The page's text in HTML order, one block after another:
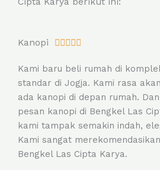
Kanopi 
e
d
5
o
u
t
Kami baru beli rumah di
standar di Jogja. Kami rasa
ada kanopi di depan rumah.
pesan kanopi di Bengkel Las
kami tampak semakin indah,
Kami sangat
Bengkel Las Cipta Karya.